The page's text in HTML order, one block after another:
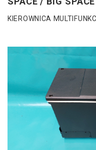
KIEROWNICA